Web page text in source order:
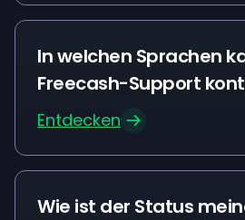
In welchen Sprachen
Freecash-Support
Entdecken
Wie ist der Status